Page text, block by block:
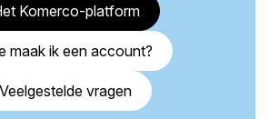
Komerco-platform
maak ik een account?
Veelgestelde vragen